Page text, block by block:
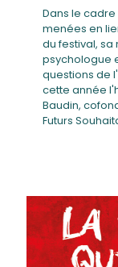
Dans le
menées en
du festival,
psychologue
questions de
cette année
Baudin,
Futurs